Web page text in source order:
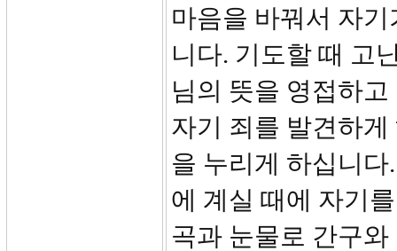
마음을 바꿔서 자
니다. 기도할 때 고
님의 뜻을 영접하
자기 죄를 발견하
을 누리게 하십니
에 계실 때에 자기
곡과 눈물로 간구